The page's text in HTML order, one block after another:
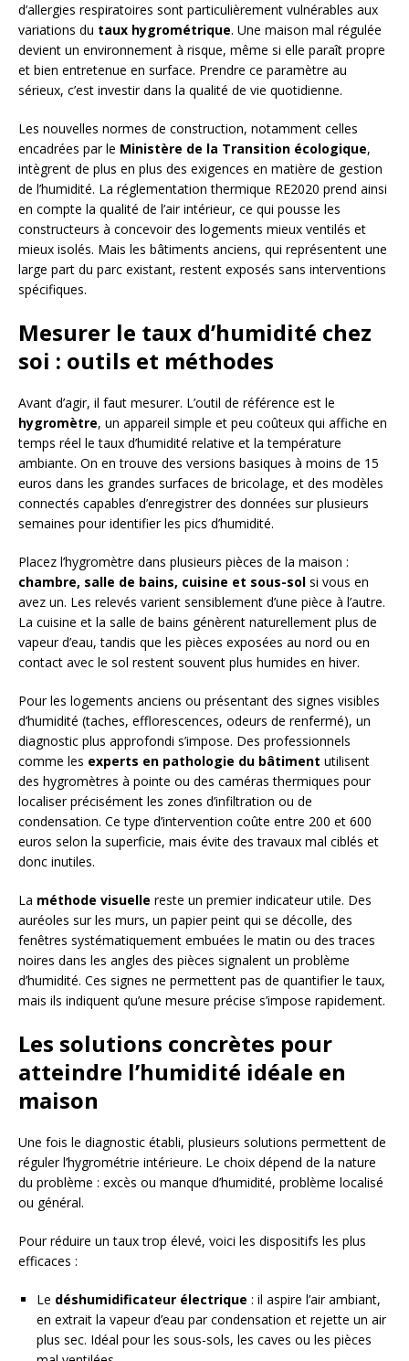
d’allergies respiratoires sont particulièrement vulnérables aux
variations du taux hygrométrique. Une maison mal régulée
devient un environnement à risque, même si elle paraît propre
et bien entretenue en surface. Prendre ce paramètre au
sérieux, c’est investir dans la qualité de vie quotidienne.
Les nouvelles normes de construction, notamment celles
encadrées par le Ministère de la Transition écologique,
intègrent de plus en plus des exigences en matière de gestion
de l’humidité. La réglementation thermique RE2020 prend ainsi
en compte la qualité de l’air intérieur, ce qui pousse les
constructeurs à concevoir des logements mieux ventilés et
mieux isolés. Mais les bâtiments anciens, qui représentent une
large part du parc existant, restent exposés sans interventions
spécifiques.
Mesurer le taux d’humidité chez
soi : outils et méthodes
Avant d’agir, il faut mesurer. L’outil de référence est le
hygromètre, un appareil simple et peu coûteux qui affiche en
temps réel le taux d’humidité relative et la température
ambiante. On en trouve des versions basiques à moins de 15
euros dans les grandes surfaces de bricolage, et des modèles
connectés capables d’enregistrer des données sur plusieurs
semaines pour identifier les pics d’humidité.
Placez l’hygromètre dans plusieurs pièces de la maison :
chambre, salle de bains, cuisine et sous-sol si vous en
avez un. Les relevés varient sensiblement d’une pièce à l’autre.
La cuisine et la salle de bains génèrent naturellement plus de
vapeur d’eau, tandis que les pièces exposées au nord ou en
contact avec le sol restent souvent plus humides en hiver.
Pour les logements anciens ou présentant des signes visibles
d’humidité (taches, efflorescences, odeurs de renfermé), un
diagnostic plus approfondi s’impose. Des professionnels
comme les experts en pathologie du bâtiment utilisent
des hygromètres à pointe ou des caméras thermiques pour
localiser précisément les zones d’infiltration ou de
condensation. Ce type d’intervention coûte entre 200 et 600
euros selon la superficie, mais évite des travaux mal ciblés et
donc inutiles.
La méthode visuelle reste un premier indicateur utile. Des
auréoles sur les murs, un papier peint qui se décolle, des
fenêtres systématiquement embuées le matin ou des traces
noires dans les angles des pièces signalent un problème
d’humidité. Ces signes ne permettent pas de quantifier le taux,
mais ils indiquent qu’une mesure précise s’impose rapidement.
Les solutions concrètes pour
atteindre l’humidité idéale en
maison
Une fois le diagnostic établi, plusieurs solutions permettent de
réguler l’hygrométrie intérieure. Le choix dépend de la nature
du problème : excès ou manque d’humidité, problème localisé
ou général.
Pour réduire un taux trop élevé, voici les dispositifs les plus
efficaces :
Le déshumidificateur électrique : il aspire l’air ambiant,
en extrait la vapeur d’eau par condensation et rejette un air
plus sec. Idéal pour les sous-sols, les caves ou les pièces